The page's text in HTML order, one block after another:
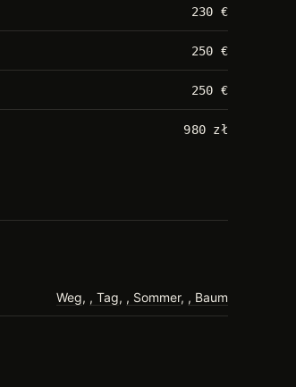
230 €
250 €
250 €
980 zł
Weg, Tag, Sommer, Baum